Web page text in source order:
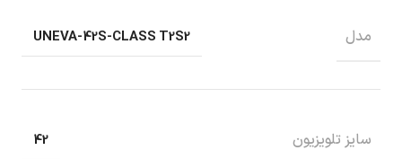
مدل UNEVA-42S-CLASS T2S2
سایز تلویزیون 42